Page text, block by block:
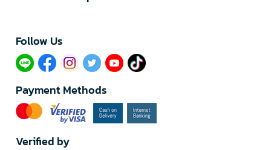
Follow Us​
Payment Methods
Verified by